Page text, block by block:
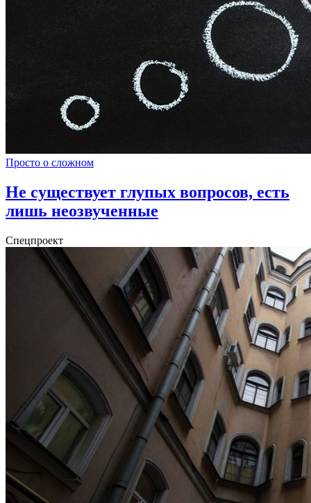
Просто о сложном
Не существует глупых вопросов, есть
лишь неозвученные
Спецпроект